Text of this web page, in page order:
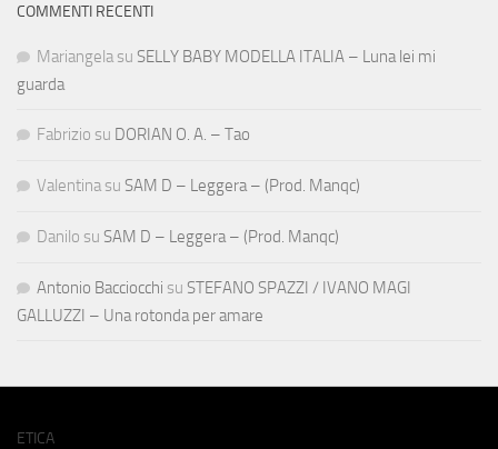
COMMENTI RECENTI
Mariangela su SELLY BABY MODELLA ITALIA – Luna lei mi
guarda
Fabrizio su DORIAN O. A. – Tao
Valentina su SAM D – Leggera – (Prod. Manqc)
Danilo su SAM D – Leggera – (Prod. Manqc)
Antonio Bacciocchi su STEFANO SPAZZI / IVANO MAGI
GALLUZZI – Una rotonda per amare
ETICA